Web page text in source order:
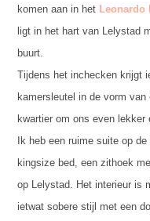
komen aan in het Leonardo
ligt in het hart van Lelystad
buurt.
Tijdens het inchecken krijgt
kamersleutel in de vorm
kwartier om ons even lekker
Ik heb een ruime suite op
kingsize bed, een zithoek
op Lelystad. Het interieur is
ietwat sobere stijl met een